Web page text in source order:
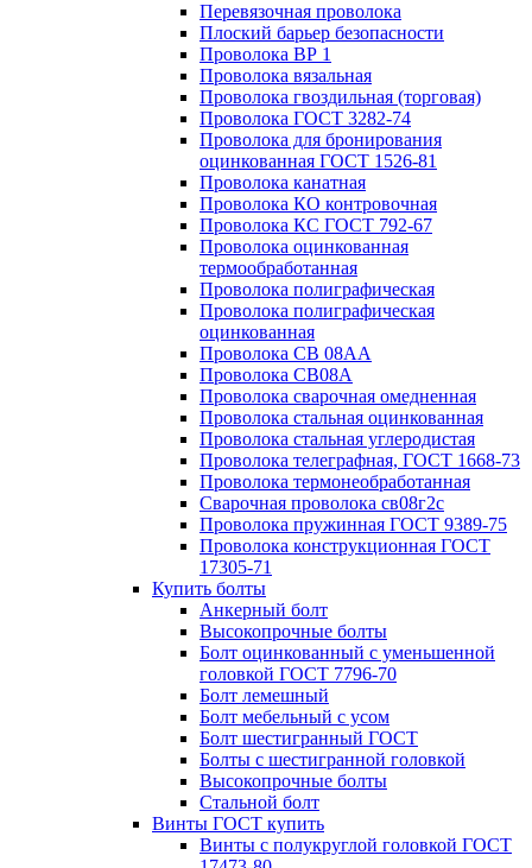
Перевязочная проволока
Плоский барьер безопасности
Проволока ВР 1
Проволока вязальная
Проволока гвоздильная (торговая)
Проволока ГОСТ 3282-74
Проволока для бронирования
оцинкованная ГОСТ 1526-81
Проволока канатная
Проволока КО контровочная
Проволока КС ГОСТ 792-67
Проволока оцинкованная
термообработанная
Проволока полиграфическая
Проволока полиграфическая
оцинкованная
Проволока СВ 08АА
Проволока СВ08А
Проволока сварочная омедненная
Проволока стальная оцинкованная
Проволока стальная углеродистая
Проволока телеграфная, ГОСТ 1668-73
Проволока термонеобработанная
Сварочная проволока св08г2с
Проволока пружинная ГОСТ 9389-75
Проволока конструкционная ГОСТ
17305-71
Купить болты
Анкерный болт
Высокопрочные болты
Болт оцинкованный с уменьшенной
головкой ГОСТ 7796-70
Болт лемешный
Болт мебельный с усом
Болт шестигранный ГОСТ
Болты с шестигранной головкой
Высокопрочные болты
Стальной болт
Винты ГОСТ купить
Винты с полукруглой головкой ГОСТ